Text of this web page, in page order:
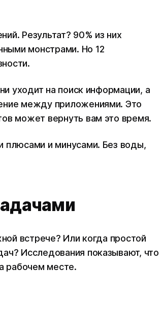
Результат? 90% из них
монстрами. Но 12
уходит на поиск информации, а
между приложениями. Это
может вернуть вам это время.
плюсами и минусами. Без воды,
встрече? Или когда простой
Исследования показывают, что
рабочем месте.